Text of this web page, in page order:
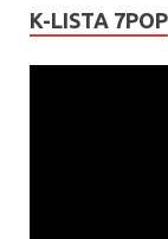
K-LISTA 7POP